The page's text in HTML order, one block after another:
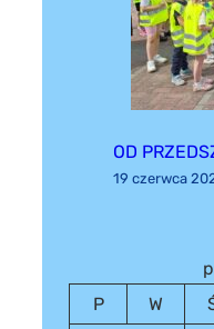
OD
19 czerwca
P
W